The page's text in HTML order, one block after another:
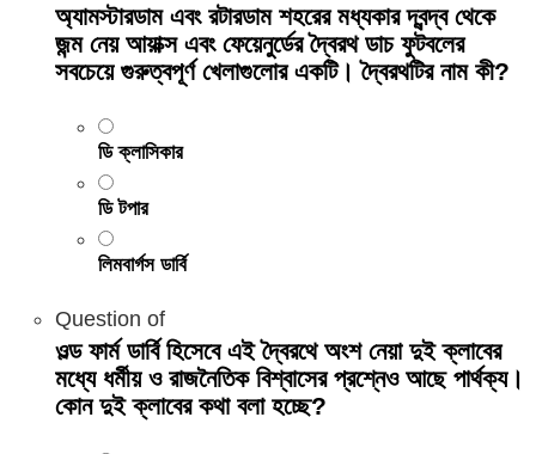
অ্যামস্টারডাম এবং রটারডাম শহরের মধ্যকার দ্বন্দ্ব থেকে
জন্ম নেয় আয়াক্স এবং ফেয়েনুর্ডের দ্বৈরথ ডাচ ফুটবলের
সবচেয়ে গুরুত্বপূর্ণ খেলাগুলোর একটি। দ্বৈরথটির নাম কী?
ডি ক্লাসিকার
ডি টপার
লিমবার্গস ডার্বি
Question of
ওল্ড ফার্ম ডার্বি হিসেবে এই দ্বৈরথে অংশ নেয়া দুই ক্লাবের
মধ্যে ধর্মীয় ও রাজনৈতিক বিশ্বাসের প্রশ্নেও আছে পার্থক্য।
কোন দুই ক্লাবের কথা বলা হচ্ছে?